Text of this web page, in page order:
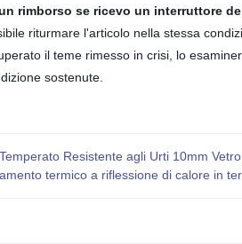
rimborso se ricevo un interruttore
riturmare l'articolo nella stessa
il teme rimesso in crisi, lo
sostenute.
Resistente agli Urti 10mm
termico a riflessione di calore in